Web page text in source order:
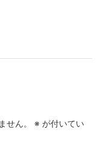
せん。 ※ が付いてい